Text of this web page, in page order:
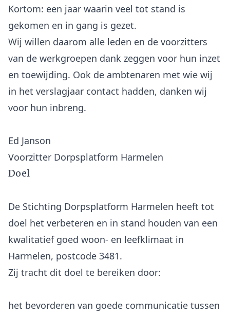
Kortom: een jaar waarin veel tot stand is
gekomen en in gang is gezet.
Wij willen daarom alle leden en de voorzitters
van de werkgroepen dank zeggen voor hun inzet
en toewijding. Ook de ambtenaren met wie wij
in het verslagjaar contact hadden, danken wij
voor hun inbreng.
Ed Janson
Doel
De Stichting Dorpsplatform Harmelen heeft tot
doel het verbeteren en in stand houden van een
kwalitatief goed woon- en leefklimaat in
Harmelen, postcode 3481.
het bevorderen van goede communicatie tussen